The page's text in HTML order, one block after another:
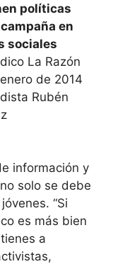
políticas
en
sociales
La Razón
de 2014
Rubén
información y
solo se debe
“Si
es más bien
a